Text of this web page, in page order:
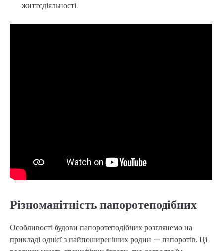
життєдіяльності.
Різноманітність папоротеподібних
Особливості будови папоротеподібних розглянемо на
прикладі однієї з найпоширеніших родин — папоротів. Ці